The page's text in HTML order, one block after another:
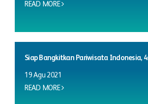
READ MORE
Siap Bangkitkan Pariwisata Indonesia, 4
19 Agu 2021
READ MORE